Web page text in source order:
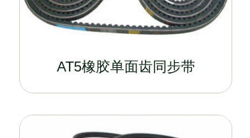
AT5橡胶单面齿同步带